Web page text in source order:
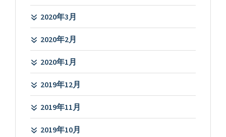
2020年3月
2020年2月
2020年1月
2019年12月
2019年11月
2019年10月